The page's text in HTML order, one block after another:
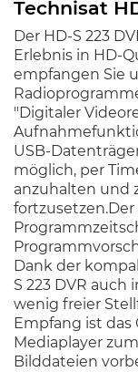
Technisat
Der HD-S 223
Erlebnis in HD-
empfangen Sie
"Digitaler
USB-
möglich, per
anzuhalten und
Dank der
S 223 DVR auch
wenig freier
Empfang ist das
Mediaplayer
Bilddateien